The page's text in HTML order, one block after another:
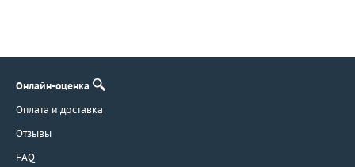
Онлайн-оценка
Оплата и доставка
Отзывы
FAQ